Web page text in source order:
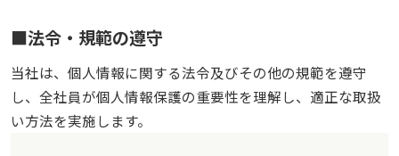
法令・規範の遵守
当社は、個人情報に関する法令及びその他の規範を遵守
し、全社員が個人情報保護の重要性を理解し、適正な取扱
い方法を実施します。